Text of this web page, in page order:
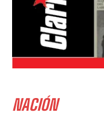
NACIÓN